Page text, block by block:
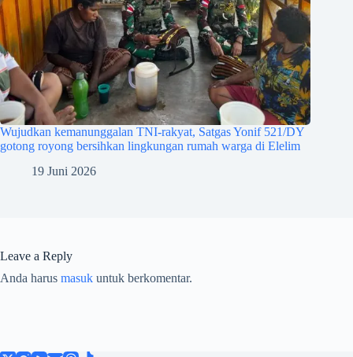
Wujudkan kemanunggalan TNI-rakyat, Satgas Yonif 521/DY
gotong royong bersihkan lingkungan rumah warga di Elelim
19 Juni 2026
Leave a Reply
Anda harus masuk untuk berkomentar.